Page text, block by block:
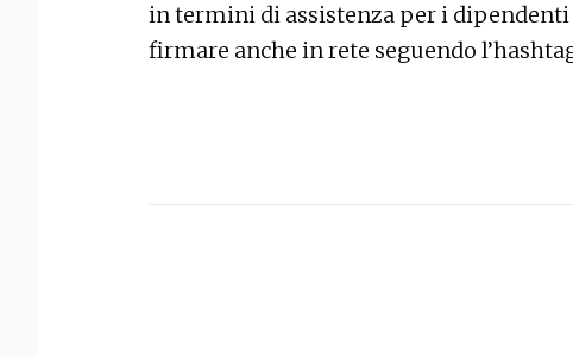
in termini di assistenza per i
firmare anche in rete seguendo